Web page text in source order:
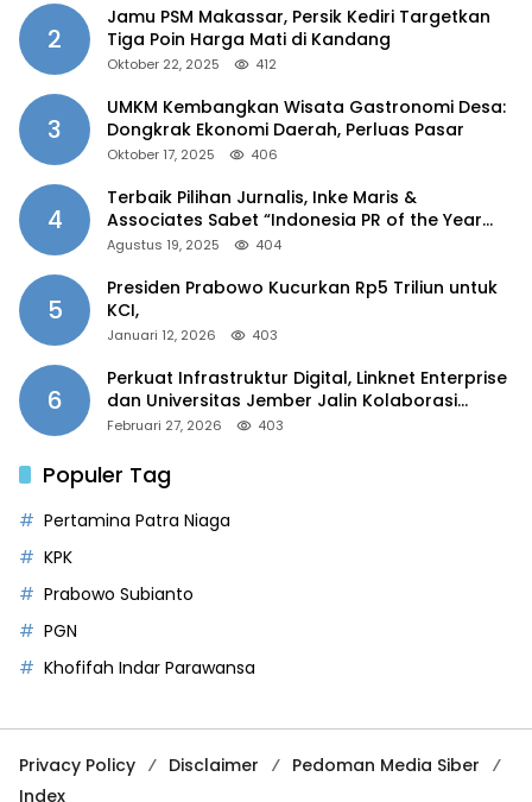
2
Jamu PSM Makassar, Persik Kediri Targetkan
Tiga Poin Harga Mati di Kandang
Oktober 22, 2025 412
3
UMKM Kembangkan Wisata Gastronomi Desa:
Dongkrak Ekonomi Daerah, Perluas Pasar
Oktober 17, 2025 406
4
Terbaik Pilihan Jurnalis, Inke Maris &
Associates Sabet “Indonesia PR of the Year
2025”
Agustus 19, 2025 404
5
Presiden Prabowo Kucurkan Rp5 Triliun untuk
KCI,
Januari 12, 2026 403
6
Perkuat Infrastruktur Digital, Linknet Enterprise
dan Universitas Jember Jalin Kolaborasi
Smart Campus Berbasis AI
Februari 27, 2026 403
Populer Tag
Pertamina Patra Niaga
KPK
Prabowo Subianto
PGN
Khofifah Indar Parawansa
Privacy Policy Disclaimer
Pedoman Media Siber
Index